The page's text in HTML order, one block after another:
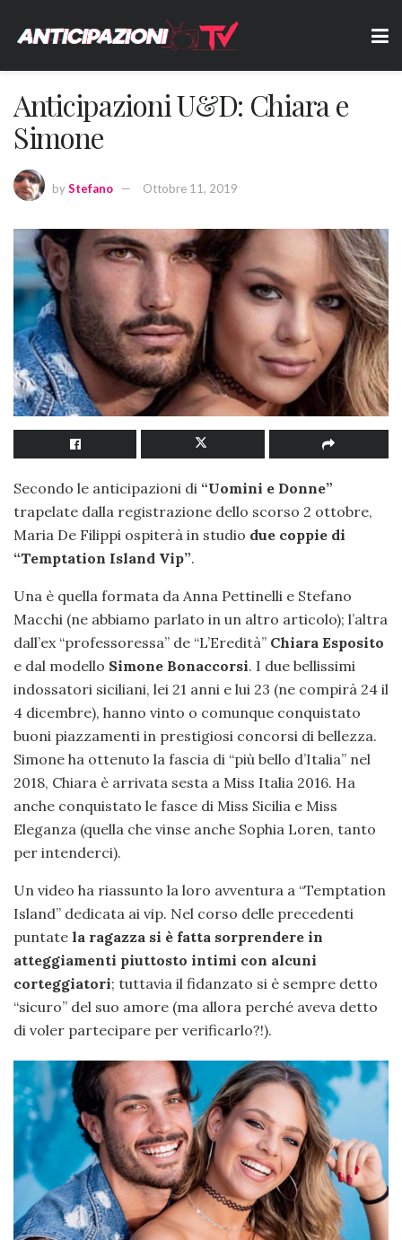
Anticipazioni U&D: Chiara e
Simone
byStefano Ottobre 11, 2019
Secondo le anticipazioni di “Uomini e Donne”
trapelate dalla registrazione dello scorso 2 ottobre,
Maria De Filippi ospiterà in studio due coppie di
“Temptation Island Vip”.
Una è quella formata da Anna Pettinelli e Stefano
Macchi (ne abbiamo parlato in un altro articolo); l’altra
dall’ex “professoressa” de “L’Eredità” Chiara Esposito
e dal modello Simone Bonaccorsi. I due bellissimi
indossatori siciliani, lei 21 anni e lui 23 (ne compirà 24 il
4 dicembre), hanno vinto o comunque conquistato
buoni piazzamenti in prestigiosi concorsi di bellezza.
Simone ha ottenuto la fascia di “più bello d’Italia” nel
2018, Chiara è arrivata sesta a Miss Italia 2016. Ha
anche conquistato le fasce di Miss Sicilia e Miss
Eleganza (quella che vinse anche Sophia Loren, tanto
per intenderci).
Un video ha riassunto la loro avventura a “Temptation
Island” dedicata ai vip. Nel corso delle precedenti
puntate la ragazza si è fatta sorprendere in
atteggiamenti piuttosto intimi con alcuni
corteggiatori; tuttavia il fidanzato si è sempre detto
“sicuro” del suo amore (ma allora perché aveva detto
di voler partecipare per verificarlo?!).